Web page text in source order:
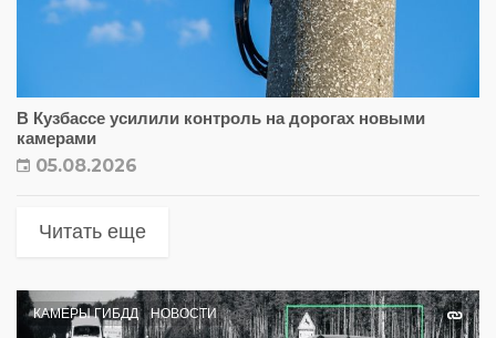
В Кузбассе усилили контроль на дорогах новыми
камерами
05.08.2026
Читать еще
КАМЕРЫ ГИБДД НОВОСТИ